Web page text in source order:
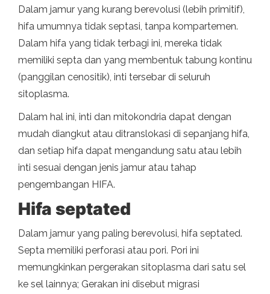
Dalam jamur yang kurang berevolusi (lebih primitif),
hifa umumnya tidak septasi, tanpa kompartemen.
Dalam hifa yang tidak terbagi ini, mereka tidak
memiliki septa dan yang membentuk tabung kontinu
(panggilan cenositik), inti tersebar di seluruh
sitoplasma.
Dalam hal ini, inti dan mitokondria dapat dengan
mudah diangkut atau ditranslokasi di sepanjang hifa,
dan setiap hifa dapat mengandung satu atau lebih
inti sesuai dengan jenis jamur atau tahap
pengembangan HIFA.
Hifa septated
Dalam jamur yang paling berevolusi, hifa septated.
Septa memiliki perforasi atau pori. Pori ini
memungkinkan pergerakan sitoplasma dari satu sel
ke sel lainnya; Gerakan ini disebut migrasi